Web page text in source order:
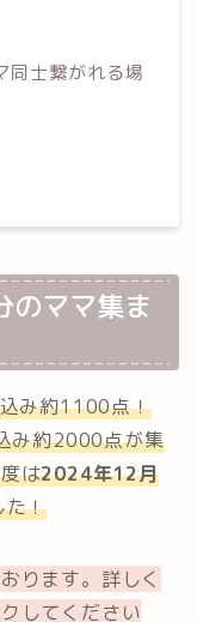
同士繋がれる場
のママ集ま
み約1100点！
み約2000点が集
は2024年12月
た！
ります。詳しく
してください